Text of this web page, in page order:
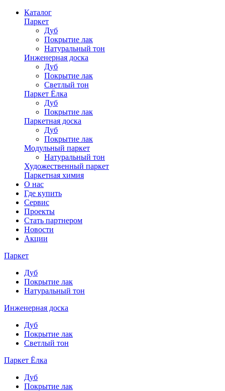
Каталог
Паркет
Дуб
Покрытие лак
Натуральный тон
Инженерная доска
Дуб
Покрытие лак
Светлый тон
Паркет Ёлка
Дуб
Покрытие лак
Паркетная доска
Дуб
Покрытие лак
Модульный паркет
Натуральный тон
Художественный паркет
Паркетная химия
О нас
Где купить
Сервис
Проекты
Стать партнером
Новости
Акции
Паркет
Дуб
Покрытие лак
Натуральный тон
Инженерная доска
Дуб
Покрытие лак
Светлый тон
Паркет Ёлка
Дуб
Покрытие лак